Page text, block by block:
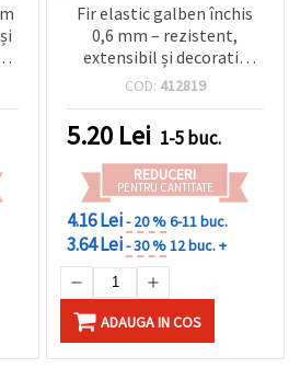
Fir elastic galben închis
0,6 mm – rezistent,
extensibil și decorativ
pentru hobby, craft și
~10 m
COD: 412819
5.20 Lei 1-5 buc.
REDUCERI
PENTRU CANTITATE
4.16 Lei- 20 %6-11 buc.
3.64 Lei- 30 %12 buc. +
ADAUGA IN COS